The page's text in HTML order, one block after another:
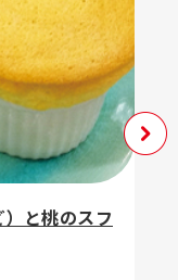
と桃のスフ